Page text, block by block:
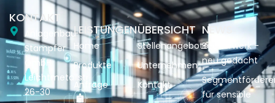
KONTAKT
Anlagenbau
Stampfer
GmbH
Leichtmetallstr.
26-30
LEISTUNGEN
Home
Produkte
Anfrage
ÜBERSICHT
Stellenangebote
Unternehmen
Kontakt
NEWS
Becherwerk -
neu gedacht
für sensible